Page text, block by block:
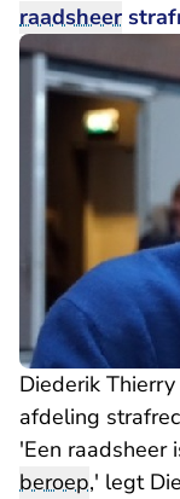
raadsheer
Diederik
afdeling
'Een raadsheer
beroep,' legt